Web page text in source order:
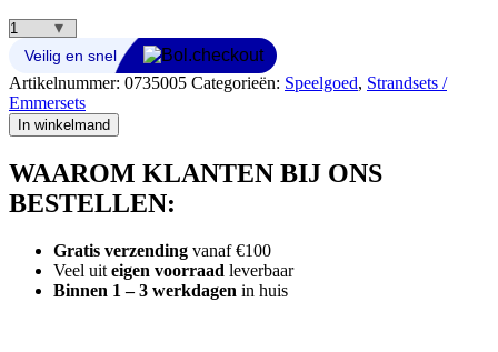
Strandschep
Bats
Hout/Metaal
78cm
aantal
Artikelnummer: 0735005 Categorieën: Speelgoed, Strandsets /
Emmersets
In winkelmand
WAAROM KLANTEN BIJ ONS
BESTELLEN:
Gratis verzending vanaf €100
Veel uit eigen voorraad leverbaar
Binnen 1 – 3 werkdagen in huis